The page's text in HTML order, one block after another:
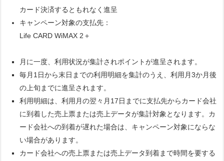
カード決済するともれなく進呈
キャンペーン対象の支払先：
Life CARD WiMAX 2＋
月に一度、利用状況が集計されポイントが進呈されます。
毎月1日から末日までの利用明細を集計のうえ、利用月3か月後
の上旬までに進呈されます。
利用明細は、利用月の翌々月17日までに支払先からカード会社
に到着した売上票または売上データが集計対象となります。カ
ード会社への到着が遅れた場合は、キャンペーン対象にならな
い場合があります。
カード会社への売上票または売上データ到着まで時間を要する